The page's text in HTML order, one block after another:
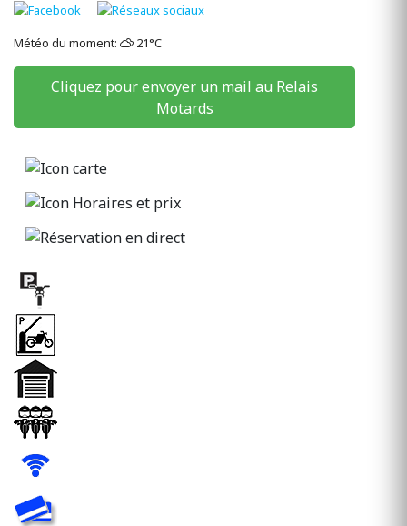
Météo du moment: 21°C
Cliquez pour envoyer un mail au Relais
Motards